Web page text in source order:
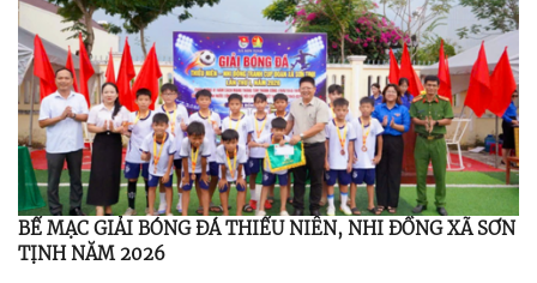
BẾ MẠC GIẢI BÓNG ĐÁ THIẾU NIÊN, NHI ĐỒNG XÃ SƠN
TỊNH NĂM 2026